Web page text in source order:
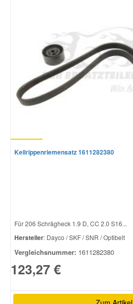
Keilrippenriemensatz 1611282380
Für 206 Schrägheck 1.9 D, CC 2.0 S16...
Hersteller: Dayco / SKF / SNR / Optibelt
Vergleichsnummer: 1611282380
123,27 €